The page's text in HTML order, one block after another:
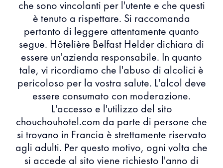
che sono vincolanti per l'utente e che questi
è tenuto a rispettare. Si raccomanda
pertanto di leggere attentamente quanto
segue. Hôtelière Belfast Helder dichiara di
essere un'azienda responsabile. In quanto
tale, vi ricordiamo che l'abuso di alcolici è
pericoloso per la vostra salute. L'alcol deve
essere consumato con moderazione.
L'accesso e l'utilizzo del sito
chouchouhotel.com da parte di persone che
si trovano in Francia è strettamente riservato
agli adulti. Per questo motivo, ogni volta che
si accede al sito viene richiesto l'anno di